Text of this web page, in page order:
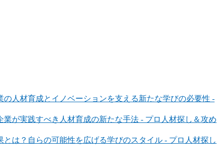
人材育成とイノベーションを支える新たな学びの必要性 -
が実践すべき人材育成の新たな手法 - プロ人材探し＆攻め
は？自らの可能性を広げる学びのスタイル - プロ人材探し